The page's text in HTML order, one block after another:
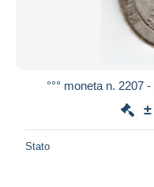
°°° moneta n. 2207
Stato